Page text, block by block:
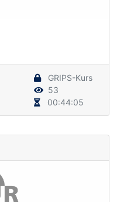
GRIPS-Kurs
53
00:44:05